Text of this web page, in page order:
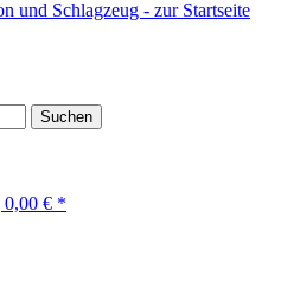
Suchen
0,00 € *